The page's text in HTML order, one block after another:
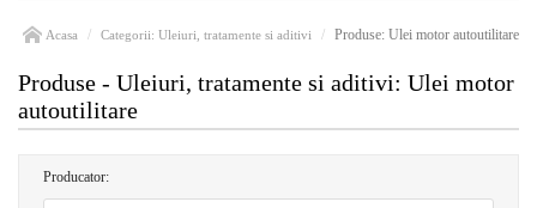
Acasa Categorii: Uleiuri, tratamente si aditivi Produse: Ulei motor autoutilitare
Produse - Uleiuri, tratamente si aditivi: Ulei motor
autoutilitare
Producator: